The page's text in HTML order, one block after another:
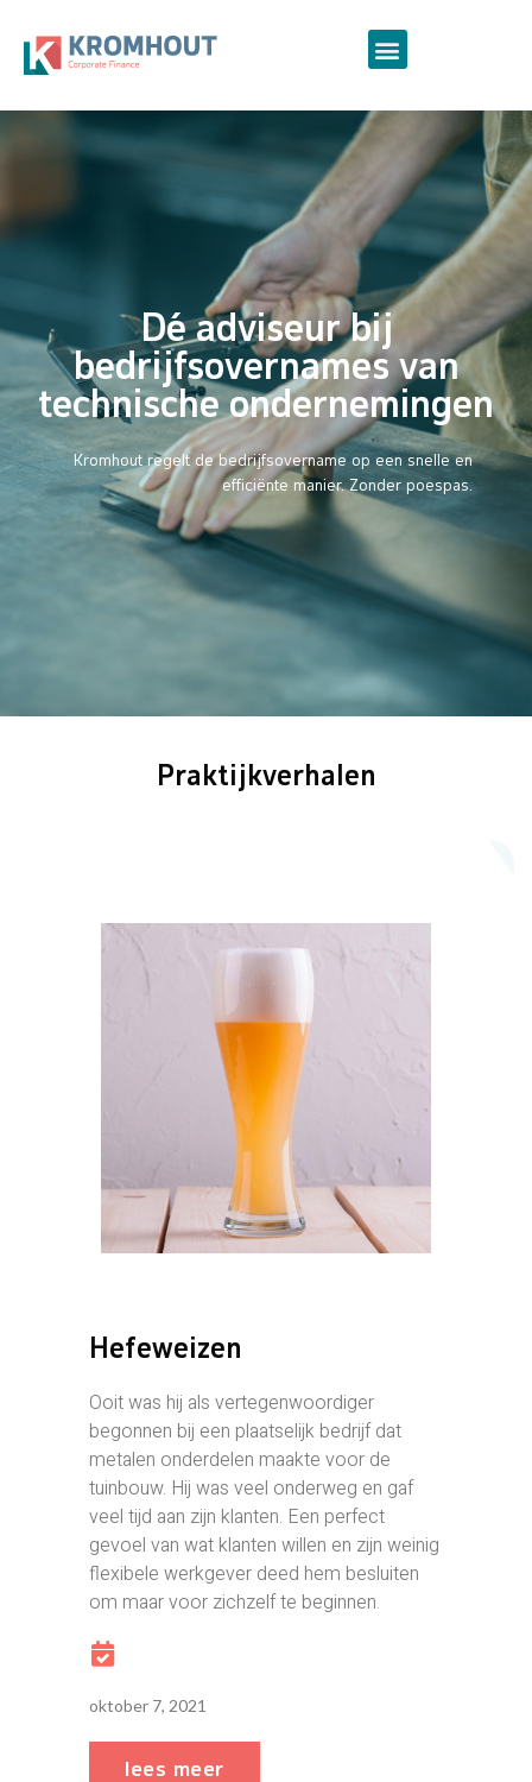
Dé adviseur bij
bedrijfsovernames van
technische ondernemingen
Kromhout regelt de bedrijfsovername op een snelle en
efficiënte manier. Zonder poespas.
Praktijkverhalen
Hefeweizen
Ooit was hij als vertegenwoordiger
begonnen bij een plaatselijk bedrijf dat
metalen onderdelen maakte voor de
tuinbouw. Hij was veel onderweg en gaf
veel tijd aan zijn klanten. Een perfect
gevoel van wat klanten willen en zijn weinig
flexibele werkgever deed hem besluiten
om maar voor zichzelf te beginnen.
oktober 7, 2021
lees meer